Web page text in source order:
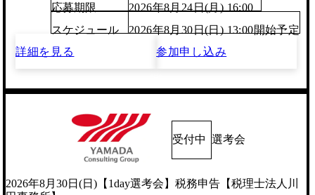
応募期限
2026年8月24日(月) 16:00
スケジュール
2026年8月30日(日) 13:00開始予定
詳細を見る
参加申し込み
受付中 選考会
2026年8月30日(日)【1day選考会】税務申告【税理士法人川